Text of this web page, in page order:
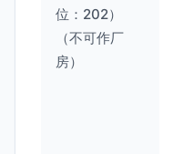
位：202）
（不可作厂
房）